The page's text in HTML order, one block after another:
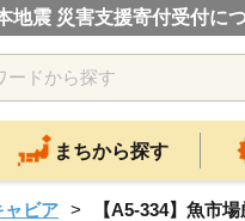
地震 災害支援寄付受付に
まちから探す
ャビア 【A5-334】魚市